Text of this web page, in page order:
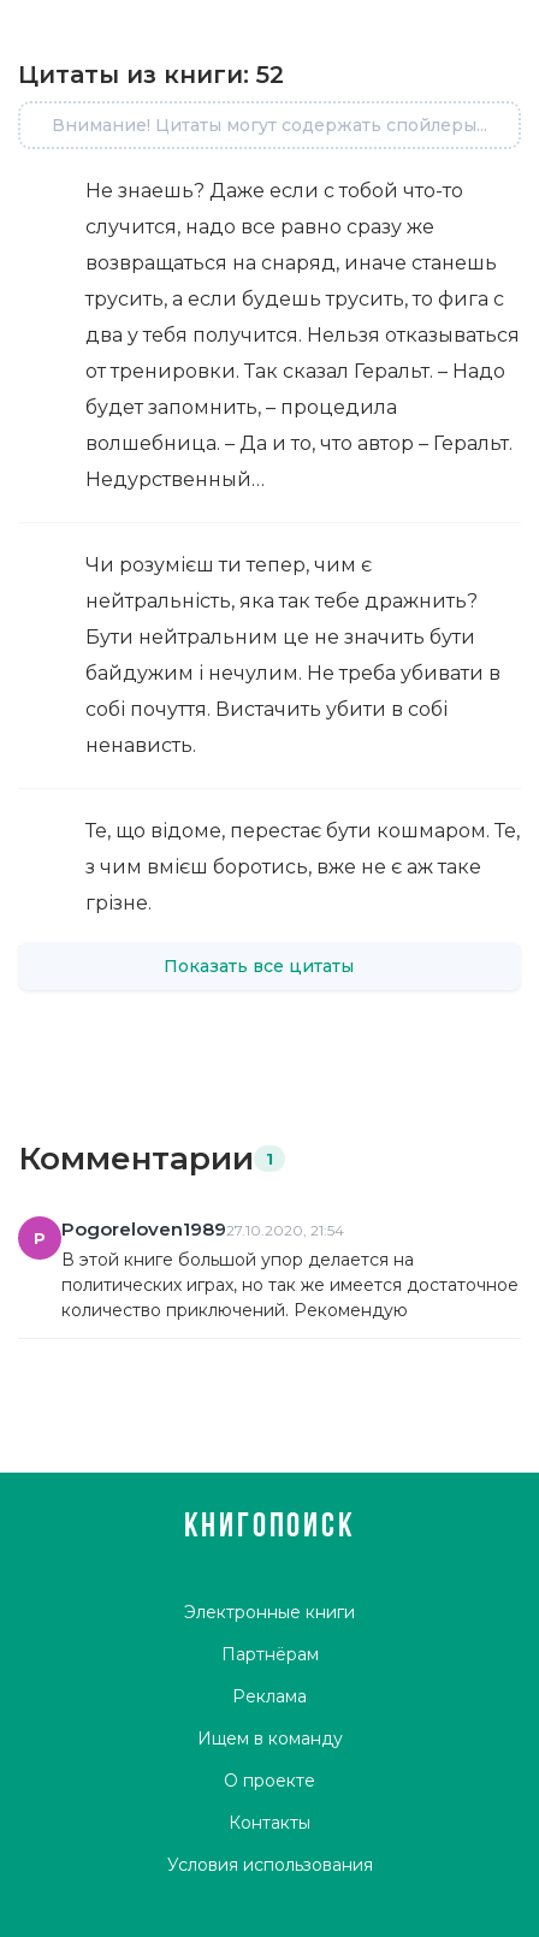
Цитаты из книги: 52
Внимание! Цитаты могут содержать спойлеры...
Не знаешь? Даже если с тобой что-то
случится, надо все равно сразу же
возвращаться на снаряд, иначе станешь
трусить, а если будешь трусить, то фига с
два у тебя получится. Нельзя отказываться
от тренировки. Так сказал Геральт. – Надо
будет запомнить, – процедила
волшебница. – Да и то, что автор – Геральт.
Недурственный…
Чи розумієш ти тепер, чим є
нейтральність, яка так тебе дражнить?
Бути нейтральним це не значить бути
байдужим і нечулим. Не треба убивати в
собі почуття. Вистачить убити в собі
ненависть.
Те, що відоме, перестає бути кошмаром. Те,
з чим вмієш боротись, вже не є аж таке
грізне.
Показать все цитаты
Комментарии 1
P Pogoreloven198927.10.2020, 21:54
В этой книге большой упор делается на
политических играх, но так же имеется достаточное
количество приключений. Рекомендую
КНИГОПОИСК
Электронные книги
Партнёрам
Реклама
Ищем в команду
О проекте
Контакты
Условия использования